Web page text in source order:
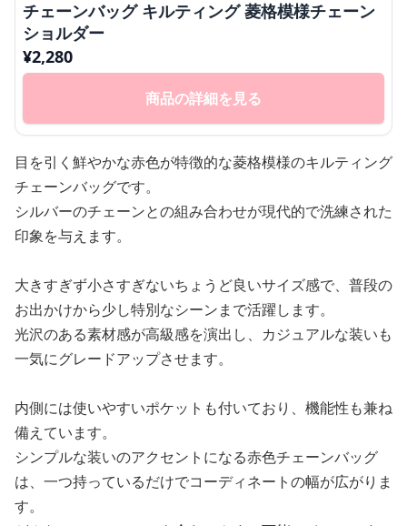
チェーンバッグ キルティング 菱格模様チェーン
ショルダー
¥2,280
商品の詳細を見る
目を引く鮮やかな赤色が特徴的な菱格模様のキルティング
チェーンバッグです。
シルバーのチェーンとの組み合わせが現代的で洗練された
印象を与えます。
大きすぎず小さすぎないちょうど良いサイズ感で、普段の
お出かけから少し特別なシーンまで活躍します。
光沢のある素材感が高級感を演出し、カジュアルな装いも
一気にグレードアップさせます。
内側には使いやすいポケットも付いており、機能性も兼ね
備えています。
シンプルな装いのアクセントになる赤色チェーンバッグ
は、一つ持っているだけでコーディネートの幅が広がりま
す。